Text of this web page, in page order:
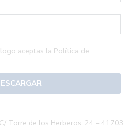
aceptas la Política de
Torre de los Herberos, 24 – 41703